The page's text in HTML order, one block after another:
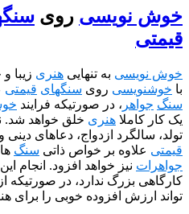
رویسنگهای
به تنهاییهنریزیبا و چشم
رویسنگهای قیمتیعلاوه بر
، در صورتیکه فرایندخوشنویسی
هنری خلق خواهد شد. نوشتن نام
ازدواج، دعاهای دینی و اسماء
بر خواص ذاتیسنگ ها، بر خواص
خواهد افزود. انجام اینهنرنیاز
ندارد، در صورتیکه از لحاظ
افزوده خوبی را برای هنرمند